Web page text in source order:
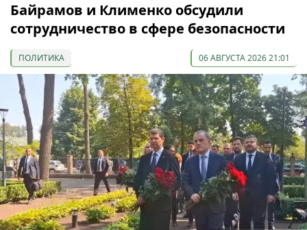
Байрамов и Клименко обсудили
сотрудничество в сфере безопасности
ПОЛИТИКА 06 АВГУСТА 2026 21:01